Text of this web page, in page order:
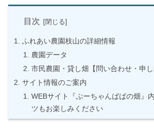
目次
ふれあい農園枝山の詳細情報
農園データ
市民農園・貸し畑【問い合わせ・申し
サイト情報のご案内
WEBサイト『ぶーちゃんばばの畑』
ツもお楽しみください